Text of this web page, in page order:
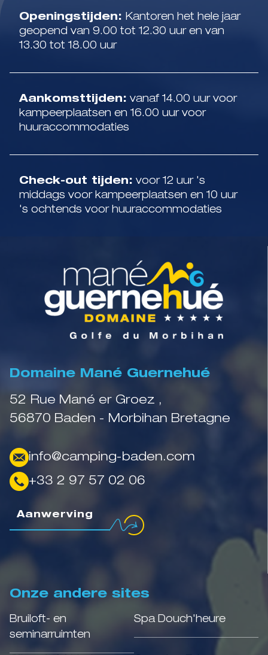
Openingstijden: Kantoren het hele jaar
geopend van 9.00 tot 12.30 uur en van
13.30 tot 18.00 uur
Aankomsttijden: vanaf 14.00 uur voor
kampeerplaatsen en 16.00 uur voor
huuraccommodaties
Check-out tijden: voor 12 uur 's
middags voor kampeerplaatsen en 10 uur
's ochtends voor huuraccommodaties
Domaine Mané Guernehué
52 Rue Mané er Groez ,
56870 Baden - Morbihan Bretagne
info@camping-baden.com
+33 2 97 57 02 06
Aanwerving
Onze andere sites
Bruiloft- en
seminarruimten
Spa Douch'heure